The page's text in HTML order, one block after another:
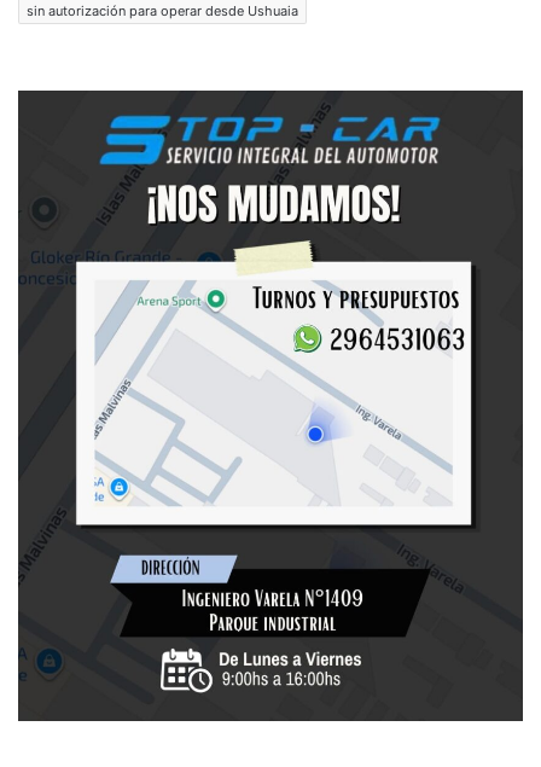
sin autorización para operar desde Ushuaia